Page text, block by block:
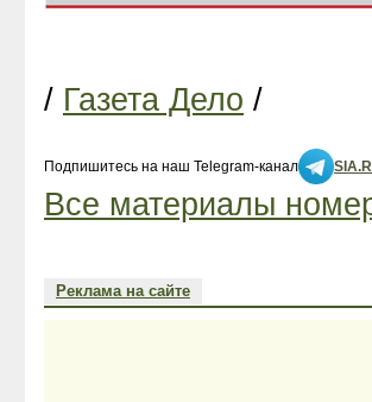
/ Газета Дело /
Подпишитесь на наш Telegram-канал
Все материалы
Реклама на сайте